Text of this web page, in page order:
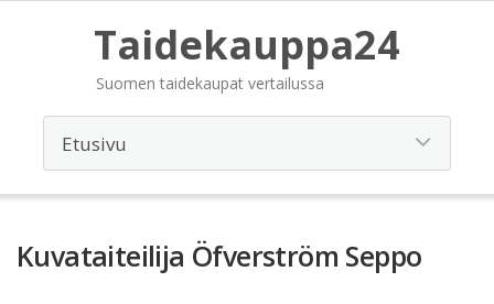
Taidekauppa24
Suomen taidekaupat vertailussa
Kuvataiteilija Öfverström Seppo